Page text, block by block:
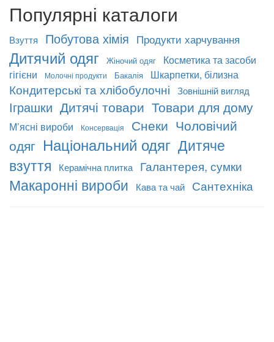
Популярні каталоги
Взуття Побутова хімія Продукти харчування
Дитячий одяг Жіночий одяг
Косметика та засоби
гігієни
Молочні продукти Бакалія Шкарпетки, білизна
Кондитерські та хлібобулочні Зовнішній вигляд
Іграшки Дитячі товари Товари для дому
М’ясні вироби Консервація Снеки Чоловічий
одяг Національний одяг Дитяче
взуття
Керамічна плитка Галантерея, сумки
Макаронні вироби Кава та чай Сантехніка